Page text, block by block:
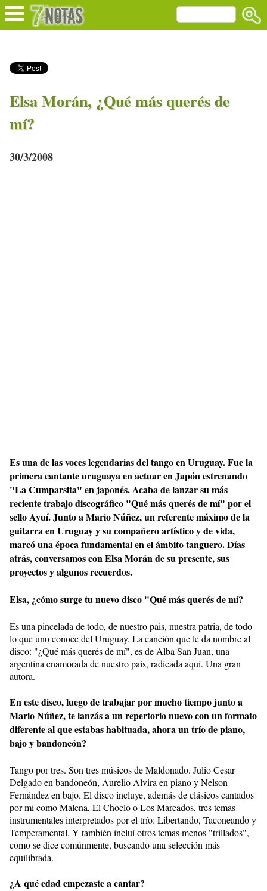
Elsa Morán, ¿Qué más querés de
mí?
30/3/2008
Es una de las voces legendarias del tango en Uruguay. Fue la
primera cantante uruguaya en actuar en Japón estrenando
"La Cumparsita" en japonés. Acaba de lanzar su más
reciente trabajo discográfico "Qué más querés de mí" por el
sello Ayuí. Junto a Mario Núñez, un referente máximo de la
guitarra en Uruguay y su compañero artístico y de vida,
marcó una época fundamental en el ámbito tanguero. Días
atrás, conversamos con Elsa Morán de su presente, sus
proyectos y algunos recuerdos.
Elsa, ¿cómo surge tu nuevo disco "Qué más querés de mí?
Es una pincelada de todo, de nuestro pais, nuestra patria, de todo
lo que uno conoce del Uruguay. La canción que le da nombre al
disco: "¿Qué más querés de mí", es de Alba San Juan, una
argentina enamorada de nuestro país, radicada aquí. Una gran
autora.
En este disco, luego de trabajar por mucho tiempo junto a
Mario Núñez, te lanzás a un repertorio nuevo con un formato
diferente al que estabas habituada, ahora un trío de piano,
bajo y bandoneón?
Tango por tres. Son tres músicos de Maldonado. Julio Cesar
Delgado en bandoneón, Aurelio Alvira en piano y Nelson
Fernández en bajo. El disco incluye, además de clásicos cantados
por mi como Malena, El Choclo o Los Mareados, tres temas
instrumentales interpretados por el trío: Libertando, Taconeando y
Temperamental. Y también incluí otros temas menos "trillados",
como se dice comúnmente, buscando una selección más
equilibrada.
¿A qué edad empezaste a cantar?